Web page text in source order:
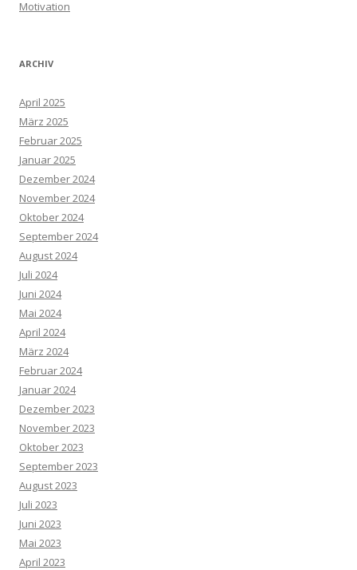
Motivation
ARCHIV
April 2025
März 2025
Februar 2025
Januar 2025
Dezember 2024
November 2024
Oktober 2024
September 2024
August 2024
Juli 2024
Juni 2024
Mai 2024
April 2024
März 2024
Februar 2024
Januar 2024
Dezember 2023
November 2023
Oktober 2023
September 2023
August 2023
Juli 2023
Juni 2023
Mai 2023
April 2023